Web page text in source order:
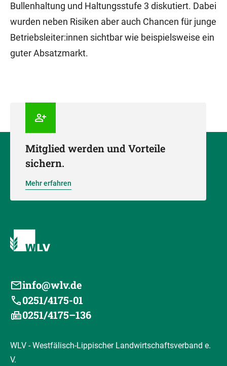
Bullenhaltung und Haltungsstufe 3 diskutiert. Dabei
wurden neben Risiken aber auch Chancen für junge
Betriebsleiter:innen sichtbar wie beispielsweise ein
guter Absatzmarkt.
Mitglied werden und Vorteile
sichern.
Mehr erfahren
info@wlv.de
0251/4175-01
0251/4175–136
WLV - Westfälisch-Lippischer Landwirtschaftsverband e.
V.